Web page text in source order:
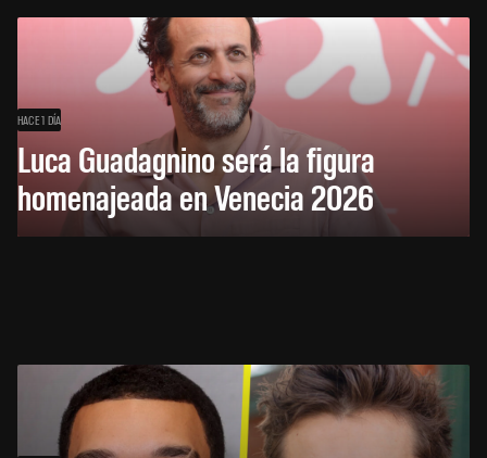
HACE 1 DÍA
Luca Guadagnino será la figura
homenajeada en Venecia 2026